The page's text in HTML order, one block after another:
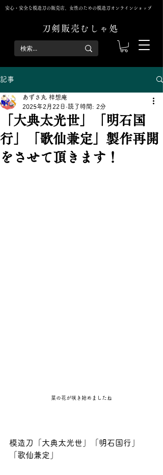
刀剣販売むしゃ処
安心・安全な模造刀の販売店、女性のための模造刀オンラインショップ
記事
「大典太光世」「明石国
行」「歌仙兼定」製作再開
をさせて頂きます！
あずさ丸 梓想庵
2025年2月22日 読了時間: 2分
菜の花が咲き始めましたね
模造刀「大典太光世」「明石国行」
「歌仙兼定」